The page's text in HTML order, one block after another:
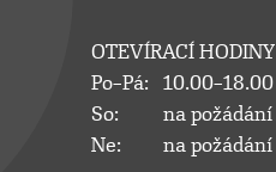
OTEVÍRACÍ HODINY
Po–Pá:
10.00–18.00
So:
na požádání
Ne:
na požádání